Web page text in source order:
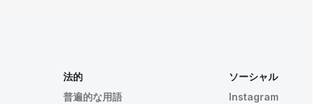
法的
普遍的な用語
ソーシャル
Instagram